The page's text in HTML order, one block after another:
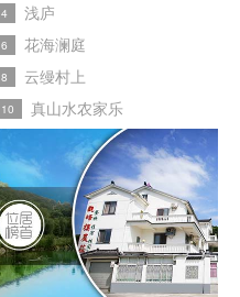
4 浅庐
6 花海澜庭
8 云缦村上
10 真山水农家乐